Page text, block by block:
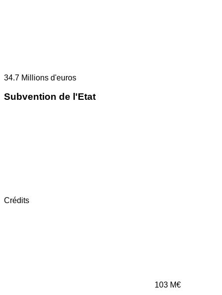
34.7 Millions d'euros
Subvention de l'Etat
Crédits
103 M€